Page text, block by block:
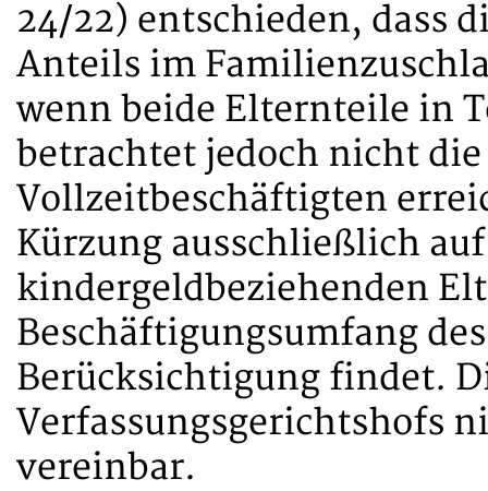
24/22) entschieden, dass
Anteils im
wenn beide Elternteile in
betrachtet jedoch nicht
Vollzeitbeschäftigten
Kürzung ausschließlich
kindergeldbeziehenden
Beschäftigungsumfang
Berücksichtigung findet.
Verfassungsgerichtshofs
vereinbar.